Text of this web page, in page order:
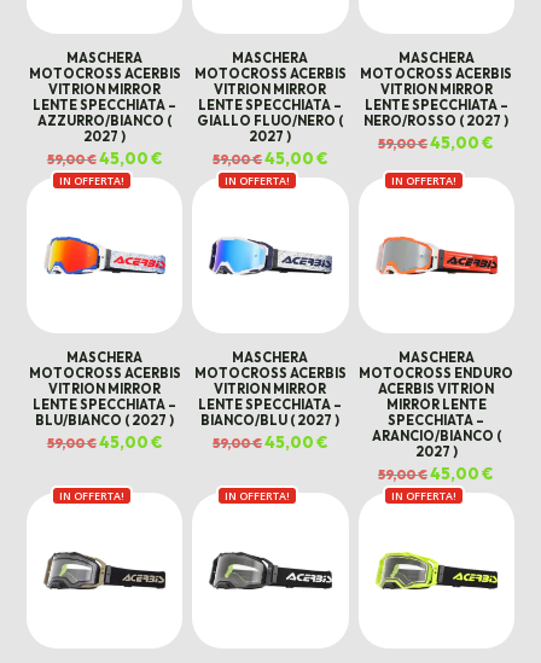
MASCHERA
MOTOCROSS ACERBIS
VITRION MIRROR
LENTE SPECCHIATA –
AZZURRO/BIANCO (
2027 )
59,00€Il
prezzo
originale
era:
45,00€Il
prezzo
attuale
45,00 €.
MASCHERA
MOTOCROSS ACERBIS
VITRION MIRROR
LENTE SPECCHIATA –
GIALLO FLUO/NERO (
2027 )
59,00€Il
prezzo
originale
era:
45,00€Il
prezzo
attuale
45,00 €.
MASCHERA
MOTOCROSS ACERBIS
VITRION MIRROR
LENTE SPECCHIATA –
NERO/ROSSO ( 2027 )
59,00€Il
prezzo
era:
59,00 €.
45,00€
è:
45,00
IN OFFERTA!
MASCHERA
MOTOCROSS ACERBIS
VITRION MIRROR
LENTE SPECCHIATA –
BLU/BIANCO ( 2027 )
59,00€Il
prezzo
59,00 €.
45,00€Il
prezzo
45,00 €.
IN OFFERTA!
MASCHERA
MOTOCROSS ACERBIS
VITRION MIRROR
LENTE SPECCHIATA –
BIANCO/BLU ( 2027 )
59,00€Il
prezzo
59,00 €.
45,00€Il
prezzo
IN OFFERTA!
MASCHERA
MOTOCROSS ENDURO
ACERBIS VITRION
MIRROR LENTE
SPECCHIATA –
ARANCIO/BIANCO (
2027 )
59,00€Il
prezzo
originale
era:
45,00€
45,00
IN OFFERTA! IN OFFERTA! IN OFFERTA!